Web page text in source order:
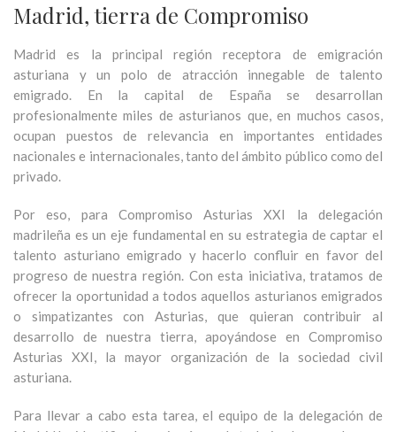
Madrid, tierra de Compromiso
Madrid es la principal región receptora de emigración
asturiana y un polo de atracción innegable de talento
emigrado. En la capital de España se desarrollan
profesionalmente miles de asturianos que, en muchos casos,
ocupan puestos de relevancia en importantes entidades
nacionales e internacionales, tanto del ámbito público como del
privado.
Por eso, para Compromiso Asturias XXI la delegación
madrileña es un eje fundamental en su estrategia de captar el
talento asturiano emigrado y hacerlo confluir en favor del
progreso de nuestra región. Con esta iniciativa, tratamos de
ofrecer la oportunidad a todos aquellos asturianos emigrados
o simpatizantes con Asturias, que quieran contribuir al
desarrollo de nuestra tierra, apoyándose en Compromiso
Asturias XXI, la mayor organización de la sociedad civil
asturiana.
Para llevar a cabo esta tarea, el equipo de la delegación de